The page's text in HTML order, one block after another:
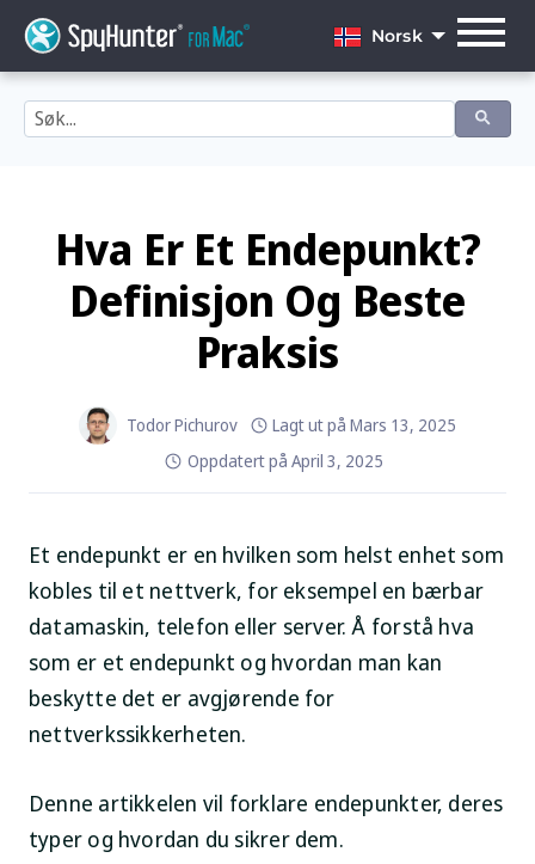
content
Norsk
English
Français
Italiano
Norsk
Português
Hva Er Et Endepunkt?
Definisjon Og Beste
Praksis
Todor Pichurov Lagt ut på Mars 13, 2025
Oppdatert på April 3, 2025
Et endepunkt er en hvilken som helst enhet som
kobles til et nettverk, for eksempel en bærbar
datamaskin, telefon eller server. Å forstå hva
som er et endepunkt og hvordan man kan
beskytte det er avgjørende for
nettverkssikkerheten.
Denne artikkelen vil forklare endepunkter, deres
typer og hvordan du sikrer dem.